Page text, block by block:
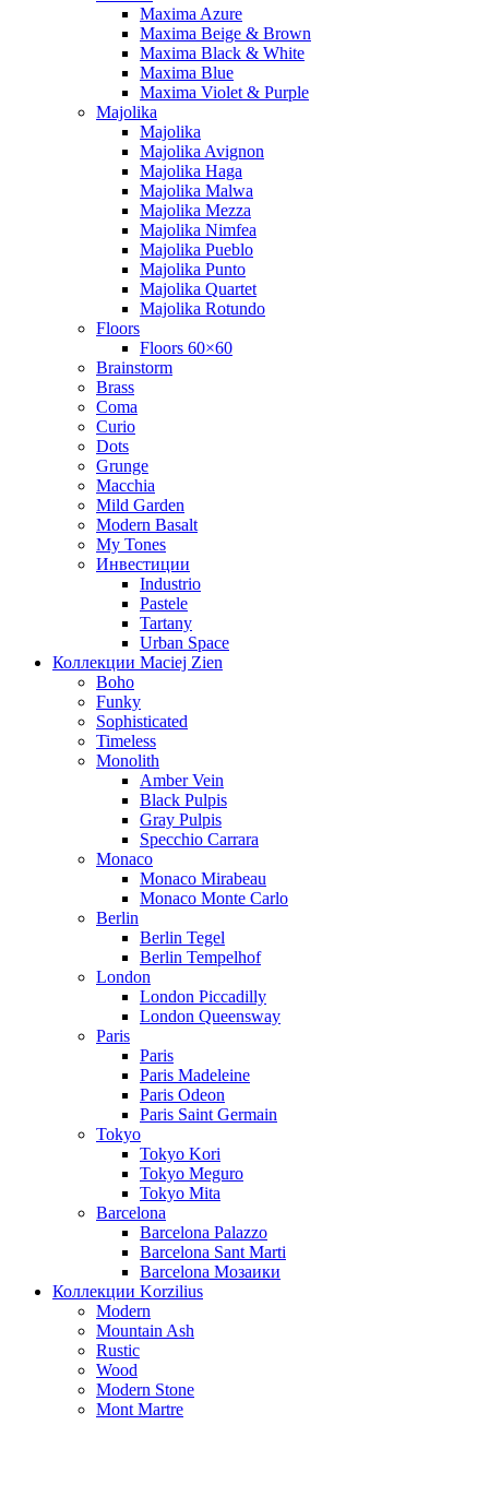
Maxima Azure
Maxima Beige & Brown
Maxima Black & White
Maxima Blue
Maxima Violet & Purple
Majolika
Majolika
Majolika Avignon
Majolika Haga
Majolika Malwa
Majolika Mezza
Majolika Nimfea
Majolika Pueblo
Majolika Punto
Majolika Quartet
Majolika Rotundo
Floors
Floors 60×60
Brainstorm
Brass
Coma
Curio
Dots
Grunge
Macchia
Mild Garden
Modern Basalt
My Tones
Инвестиции
Industrio
Pastele
Tartany
Urban Space
Коллекции Maciej Zien
Boho
Funky
Sophisticated
Timeless
Monolith
Amber Vein
Black Pulpis
Gray Pulpis
Specchio Carrara
Monaco
Monaco Mirabeau
Monaco Monte Carlo
Berlin
Berlin Tegel
Berlin Tempelhof
London
London Piccadilly
London Queensway
Paris
Paris
Paris Madeleine
Paris Odeon
Paris Saint Germain
Tokyo
Tokyo Kori
Tokyo Meguro
Tokyo Mita
Barcelona
Barcelona Palazzo
Barcelona Sant Marti
Barcelona Мозаики
Коллекции Korzilius
Modern
Mountain Ash
Rustic
Wood
Modern Stone
Mont Martre